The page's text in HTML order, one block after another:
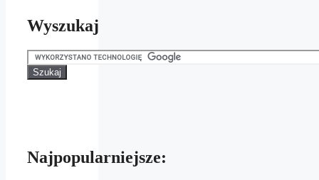
Wyszukaj
Najpopularniejsze: